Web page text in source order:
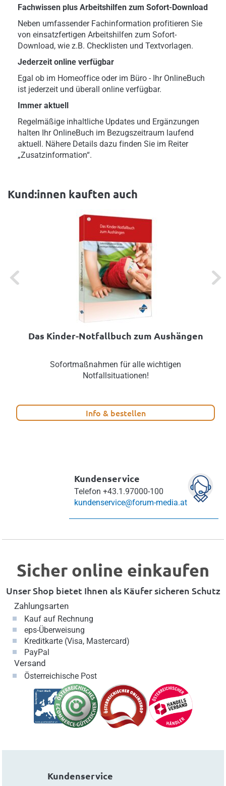
Fachwissen plus Arbeitshilfen zum Sofort-Download
Neben umfassender Fachinformation profitieren Sie
von einsatzfertigen Arbeitshilfen zum Sofort-
Download, wie z.B. Checklisten und Textvorlagen.
Jederzeit online verfügbar
Egal ob im Homeoffice oder im Büro - Ihr OnlineBuch
ist jederzeit und überall online verfügbar.
Immer aktuell
Regelmäßige inhaltliche Updates und Ergänzungen
halten Ihr OnlineBuch im Bezugszeitraum laufend
aktuell. Nähere Details dazu finden Sie im Reiter
„Zusatzinformation“.
Kund:innen kauften auch
Previous Next
Das Kinder-Notfallbuch zum Aushängen
Sofortmaßnahmen für alle wichtigen
Notfallsituationen!
Info & bestellen
Kundenservice
Telefon +43.1.97000-100
kundenservice@forum-media.at
Sicher online einkaufen
Unser Shop bietet Ihnen als Käufer sicheren Schutz
Zahlungsarten
Kauf auf Rechnung
eps-Überweisung
Kreditkarte (Visa, Mastercard)
PayPal
Versand
Österreichische Post
Kundenservice